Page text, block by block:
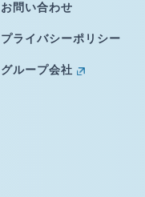
お問い合わせ
プライバシーポリシー
グループ会社